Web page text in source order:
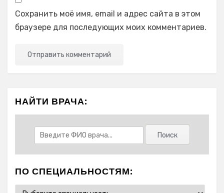
Сохранить моё имя, email и адрес сайта в этом
браузере для последующих моих комментариев.
НАЙТИ ВРАЧА:
ПО СПЕЦИАЛЬНОСТЯМ: